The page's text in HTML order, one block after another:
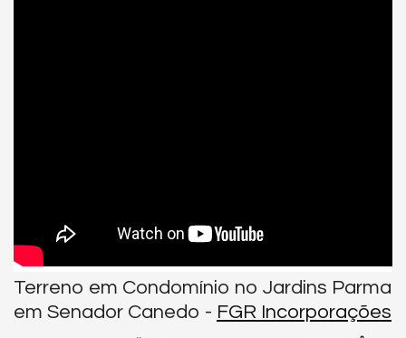
Terreno em Condomínio no Jardins Parma
em Senador Canedo - FGR Incorporações